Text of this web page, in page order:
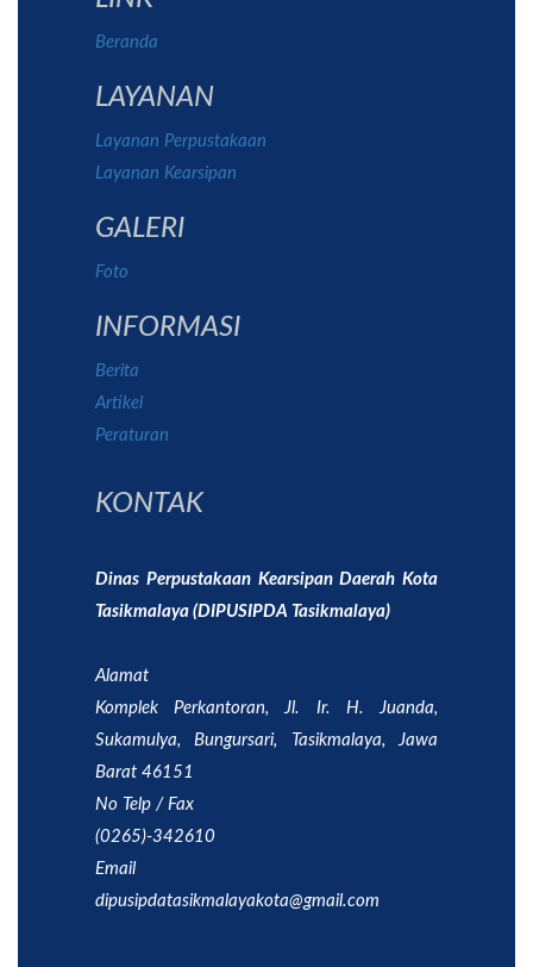
Beranda
LAYANAN
Layanan Perpustakaan
Layanan Kearsipan
GALERI
Foto
INFORMASI
Berita
Artikel
Peraturan
KONTAK
Dinas Perpustakaan Kearsipan Daerah Kota
Tasikmalaya (DIPUSIPDA Tasikmalaya)
Alamat
Komplek Perkantoran, Jl. Ir. H. Juanda,
Sukamulya, Bungursari, Tasikmalaya, Jawa
Barat 46151
No Telp / Fax
(0265)-342610
Email
dipusipdatasikmalayakota@gmail.com